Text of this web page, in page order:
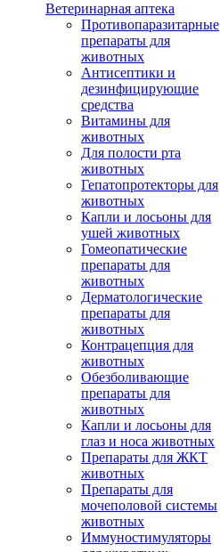
Ветеринарная аптека
Противопаразитарные
препараты для
животных
Антисептики и
дезинфицирующие
средства
Витамины для
животных
Для полости рта
животных
Гепатопротекторы для
животных
Капли и лосьоны для
ушей животных
Гомеопатические
препараты для
животных
Дерматологические
препараты для
животных
Контрацепция для
животных
Обезболивающие
препараты для
животных
Капли и лосьоны для
глаз и носа животных
Препараты для ЖКТ
животных
Препараты для
мочеполовой системы
животных
Иммуностимуляторы